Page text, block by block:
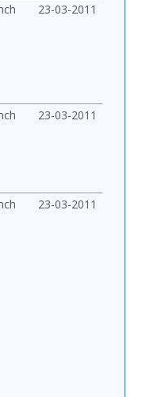
23-03-2011
23-03-2011
23-03-2011